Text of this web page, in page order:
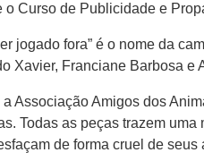
Curso de Publicidade e
jogado fora” é o nome da
Xavier, Franciane Barbosa
Associação Amigos dos
Todas as peças trazem
de forma cruel de